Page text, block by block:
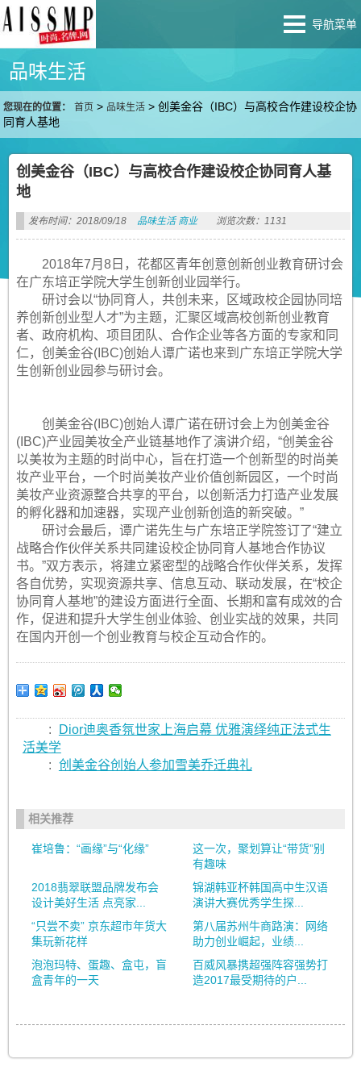
导航菜单
品味生活
您现在的位置： 首页 > 品味生活 >创美金谷（IBC）与高校合作建设校企协
同育人基地
创美金谷（IBC）与高校合作建设校企协同育人基
地
发布时间：2018/09/18 品味生活 商业 浏览次数：1131
2018年7月8日，花都区青年创意创新创业教育研讨会
在广东培正学院大学生创新创业园举行。
研讨会以“协同育人，共创未来，区域政校企园协同培
养创新创业型人才”为主题，汇聚区域高校创新创业教育
者、政府机构、项目团队、合作企业等各方面的专家和同
仁，创美金谷(IBC)创始人谭广诺也来到广东培正学院大学
生创新创业园参与研讨会。
创美金谷(IBC)创始人谭广诺在研讨会上为创美金谷
(IBC)产业园美妆全产业链基地作了演讲介绍，“创美金谷
以美妆为主题的时尚中心，旨在打造一个创新型的时尚美
妆产业平台，一个时尚美妆产业价值创新园区，一个时尚
美妆产业资源整合共享的平台，以创新活力打造产业发展
的孵化器和加速器，实现产业创新创造的新突破。”
研讨会最后，谭广诺先生与广东培正学院签订了“建立
战略合作伙伴关系共同建设校企协同育人基地合作协议
书。”双方表示，将建立紧密型的战略合作伙伴关系，发挥
各自优势，实现资源共享、信息互动、联动发展，在“校企
协同育人基地”的建设方面进行全面、长期和富有成效的合
作，促进和提升大学生创业体验、创业实战的效果，共同
在国内开创一个创业教育与校企互动合作的。
:
Dior迪奥香氛世家上海启幕 优雅演绎纯正法式生
活美学
: 创美金谷创始人参加雪美乔迁典礼
相关推荐
崔培鲁：“画缘”与“化缘”
这一次，聚划算让“带货”别
有趣味
2018翡翠联盟品牌发布会
设计美好生活 点亮家...
锦湖韩亚杯韩国高中生汉语
演讲大赛优秀学生探...
“只尝不卖” 京东超市年货大
集玩新花样
第八届苏州牛商路演：网络
助力创业崛起，业绩...
泡泡玛特、蛋趣、盒屯，盲
盒青年的一天
百威风暴携超强阵容强势打
造2017最受期待的户...